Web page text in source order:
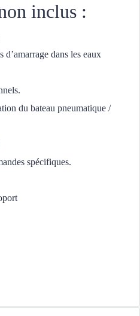
inclus :
d’amarrage dans les eaux
du bateau pneumatique /
spécifiques.